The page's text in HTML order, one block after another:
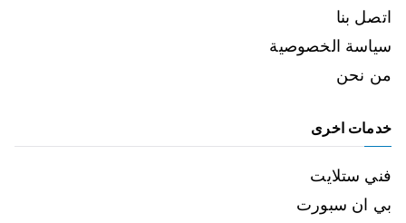
اتصل بنا
سياسة الخصوصية
من نحن
خدمات اخرى
فني ستلايت
بي ان سبورت